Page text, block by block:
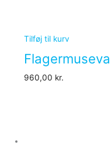
Tilføj til kurv
960,00 kr.